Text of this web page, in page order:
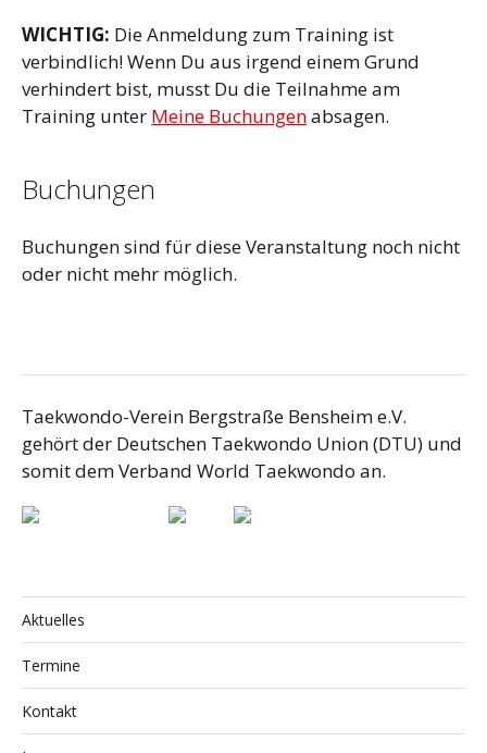
WICHTIG: Die Anmeldung zum Training ist
verbindlich! Wenn Du aus irgend einem Grund
verhindert bist, musst Du die Teilnahme am
Training unter Meine Buchungenabsagen.
Buchungen
Buchungen sind für diese Veranstaltung noch nicht
oder nicht mehr möglich.
Taekwondo-Verein Bergstraße Bensheim e.V.
gehört der Deutschen Taekwondo Union (DTU) und
somit dem Verband World Taekwondo an.
Aktuelles
Termine
Kontakt